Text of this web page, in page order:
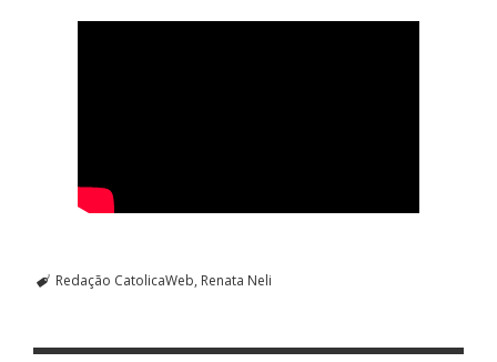
Redação CatolicaWeb Renata Neli